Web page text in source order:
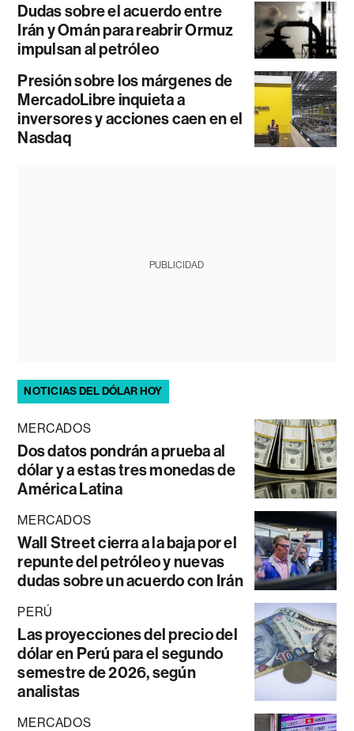
Dudas sobre el acuerdo entre
Irán y Omán para reabrir Ormuz
impulsan al petróleo
Presión sobre los márgenes de
MercadoLibre inquieta a
inversores y acciones caen en el
Nasdaq
PUBLICIDAD
NOTICIAS DEL DÓLAR HOY
MERCADOS
Dos datos pondrán a prueba al
dólar y a estas tres monedas de
América Latina
MERCADOS
Wall Street cierra a la baja por el
repunte del petróleo y nuevas
dudas sobre un acuerdo con Irán
PERÚ
Las proyecciones del precio del
dólar en Perú para el segundo
semestre de 2026, según
analistas
MERCADOS